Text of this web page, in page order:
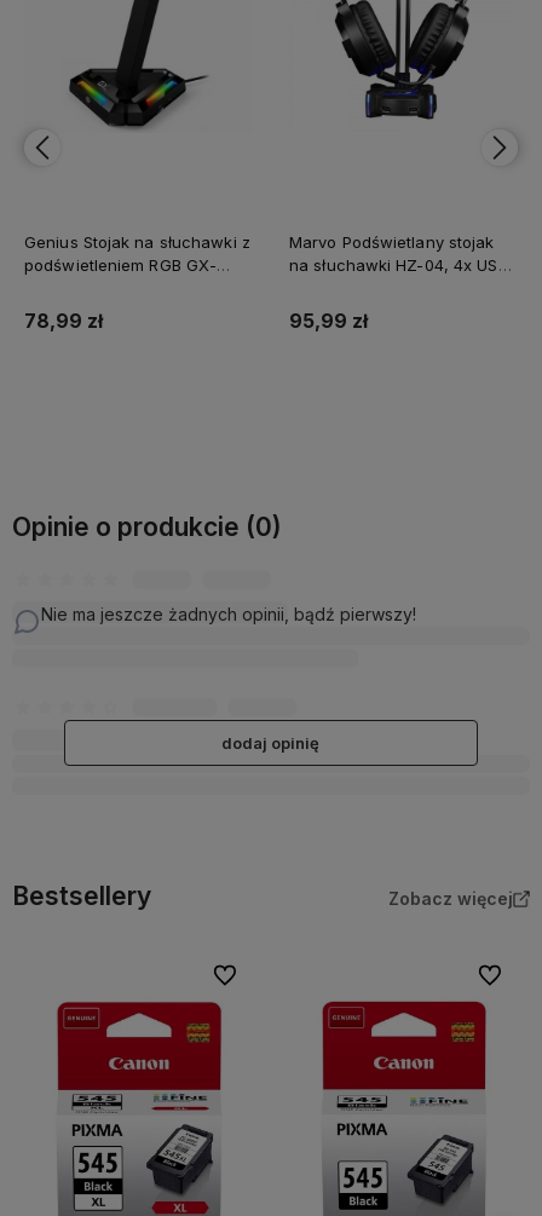
Genius Stojak na słuchawki z
podświetleniem RGB GX-
HUB, czarny
78,99 zł
Marvo Podświetlany stojak
na słuchawki HZ-04, 4x USB
95,99 zł
Opinie o produkcie (0)
Nie ma jeszcze żadnych opinii, bądź pierwszy!
dodaj opinię
Bestsellery Zobacz więcej
Do ulubionych Do